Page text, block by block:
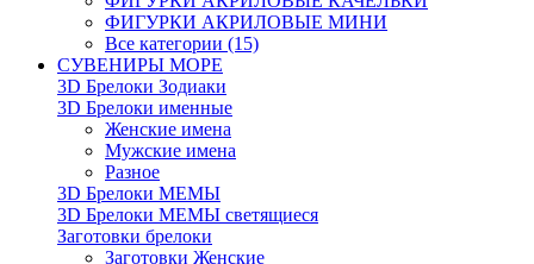
ФИГУРКИ АКРИЛОВЫЕ МИНИ
Все категории (15)
СУВЕНИРЫ МОРЕ
3D Брелоки Зодиаки
3D Брелоки именные
Женские имена
Мужские имена
Разное
3D Брелоки МЕМЫ
3D Брелоки МЕМЫ светящиеся
Заготовки брелоки
Заготовки Женские